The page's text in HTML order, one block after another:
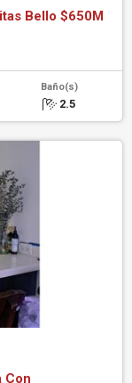
Bello $650M
Baño(s)
2.5
Con